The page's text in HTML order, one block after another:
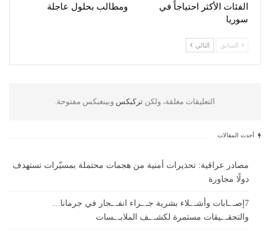
الفئات الأكثر احتياجاً في
سوريا
ومطالب بحلول عاجلة
السابق التالي
التعليقات مغلقة، ولكن تركبكس وبينغبكس مفتوحة.
أحدث المقالات
مصادر عراقية: تحذيرات أمنية من هجمات محتملة بمسيّرات تستهدف
دولًا مجاورة
7إصـ.ـابات وأشـ.ـلاء بشرية جـ.ـراء انفـ.ـجار في جرمانا…
والتحقـ.ـيقات مستمرة لكشـ.ـف الملابـ.ـسات